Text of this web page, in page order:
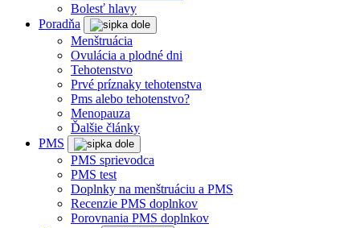
Bolesť hlavy
Poradňa
Menštruácia
Ovulácia a plodné dni
Tehotenstvo
Prvé príznaky tehotenstva
Pms alebo tehotenstvo?
Menopauza
Ďalšie články
PMS
PMS sprievodca
PMS test
Doplnky na menštruáciu a PMS
Recenzie PMS doplnkov
Porovnania PMS doplnkov